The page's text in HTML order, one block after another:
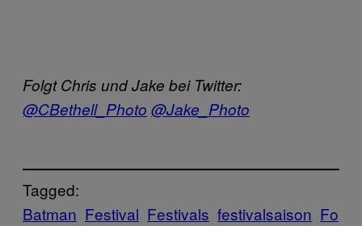
Folgt Chris und Jake bei Twitter:
@CBethell_Photo @Jake_Photo
Tagged:
Batman Festival Festivals festivalsaison Fo